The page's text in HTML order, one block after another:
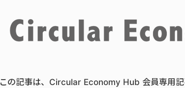
この記事は、Circular Economy Hub 会員専用記